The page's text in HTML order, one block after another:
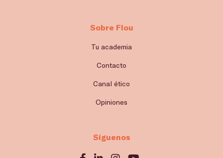
Sobre Flou
Tu academia
Contacto
Canal ético
Opiniones
Síguenos